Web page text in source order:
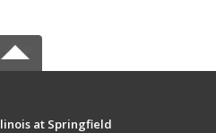
at Springfield